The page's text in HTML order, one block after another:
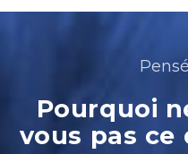
Pourquoi
vous pas ce